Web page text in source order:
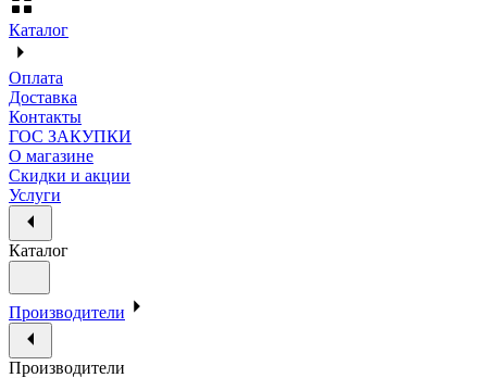
Каталог
Оплата
Доставка
Контакты
ГОС ЗАКУПКИ
О магазине
Скидки и акции
Услуги
Каталог
Производители
Производители